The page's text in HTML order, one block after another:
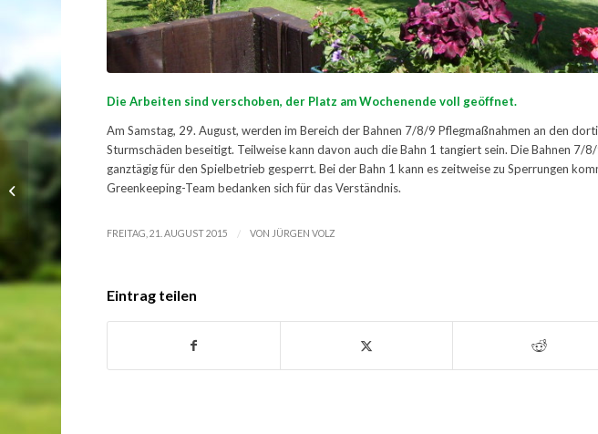
Die Arbeiten sind verschoben, der Platz am Wochenende voll geöffnet.
Am Samstag, 29. August, werden im Bereich der Bahnen 7/8/9 Pflegmaßnahmen an den
Sturmschäden beseitigt. Teilweise kann davon auch die Bahn 1 tangiert sein. Die Bahnen 7/
ganztägig für den Spielbetrieb gesperrt. Bei der Bahn 1 kann es zeitweise zu Sperrungen
Greenkeeping-Team bedanken sich für das Verständnis.
FREITAG, 21. AUGUST 2015 / VON JÜRGEN VOLZ
Eintrag teilen
Ladies-Ausflug nach
Bad Herrenalb